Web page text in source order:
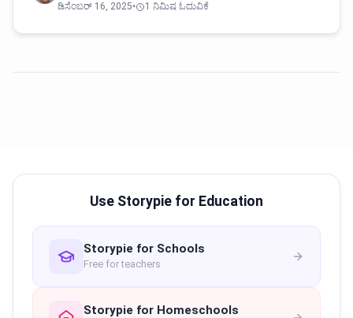
ಡಿಸೆಂಬರ್ 16, 2025• 1 ನಿಮಿಷ ಓದುವಿಕೆ
Use Storypie for Education
Storypie for Schools
Free for teachers
Storypie for Homeschools